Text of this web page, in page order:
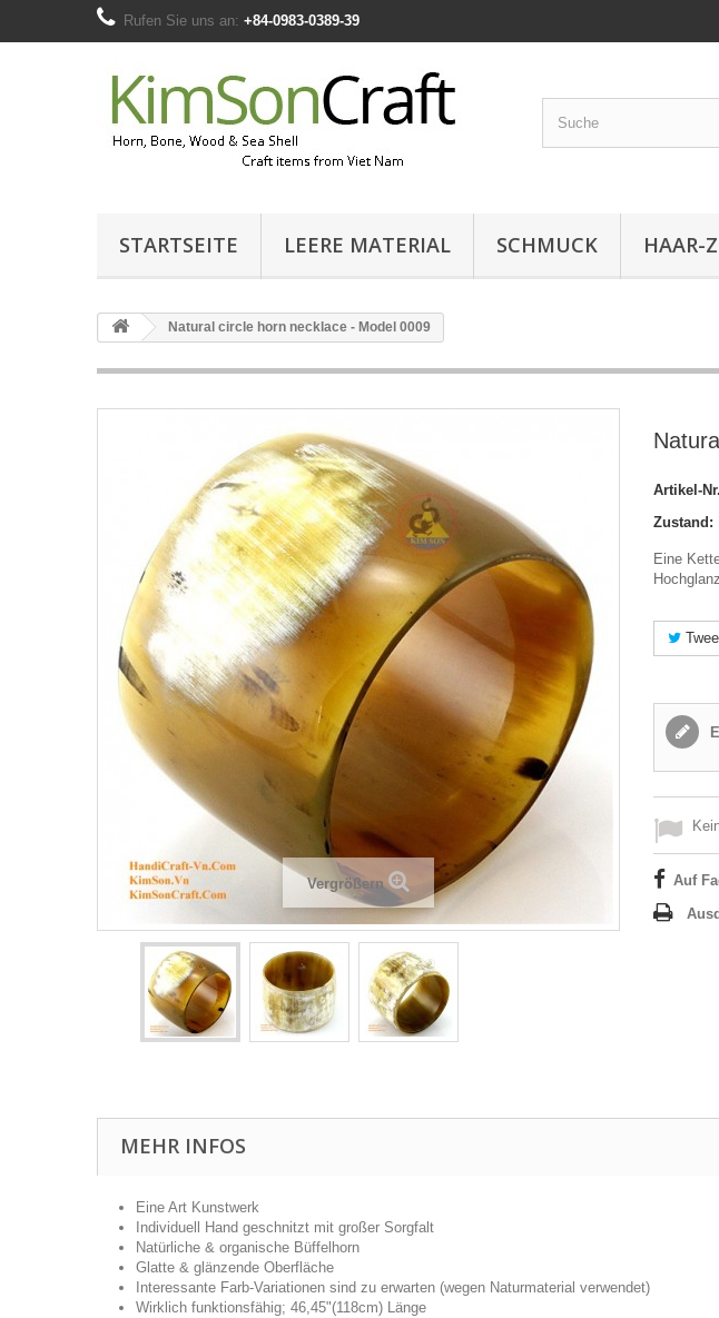
Rufen Sie uns an: +84-0983-0389-39
STARTSEITE LEERE MATERIAL SCHMUCK HAAR-
Natural circle horn necklace - Model 0009
Vergrößern
Artikel-
Zustand:
Eine
Auf
MEHR INFOS
Eine Art Kunstwerk
Individuell Hand geschnitzt mit großer Sorgfalt
Natürliche & organische Büffelhorn
Glatte & glänzende Oberfläche
Interessante Farb-Variationen sind zu erwarten (wegen Naturmaterial verwendet)
Wirklich funktionsfähig; 46,45"(118cm) Länge